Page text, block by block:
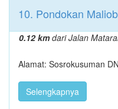
10. Pondokan
0.12 kmdari Jalan
Alamat: Sosrokusuman
Selengkapnya